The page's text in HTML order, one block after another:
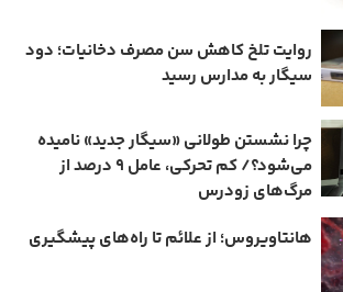
روایت تلخ کاهش سن مصرف دخانیات؛ دود
سیگار به مدارس رسید
چرا نشستن طولانی «سیگار جدید» نامیده
می‌شود؟/ کم‌ تحرکی، عامل ۹ درصد از
مرگ‌های زودرس
هانتاویروس؛ از علائم تا راه‌های پیشگیری